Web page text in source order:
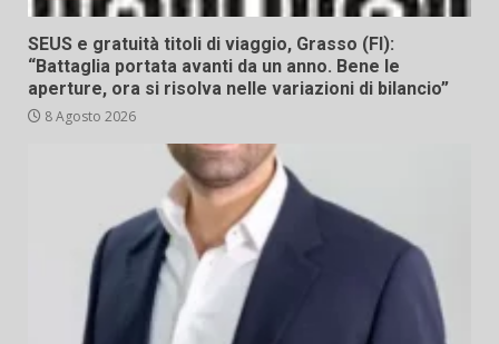
SEUS e gratuità titoli di viaggio, Grasso (FI):
“Battaglia portata avanti da un anno. Bene le
aperture, ora si risolva nelle variazioni di bilancio”
8 Agosto 2026